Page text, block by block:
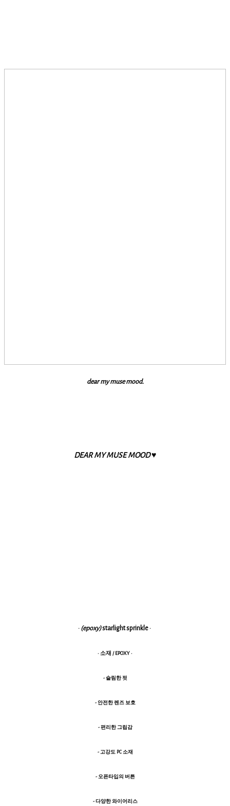
dear my muse mood.
DEAR MY MUSE MOOD ♥
· (epoxy)starlight sprinkle ·
· 소재 / EPOXY ·
- 슬림한 핏
- 안전한 렌즈 보호
- 편리한 그립감
- 고강도 PC 소재
- 오픈타입의 버튼
- 다양한 와이어리스